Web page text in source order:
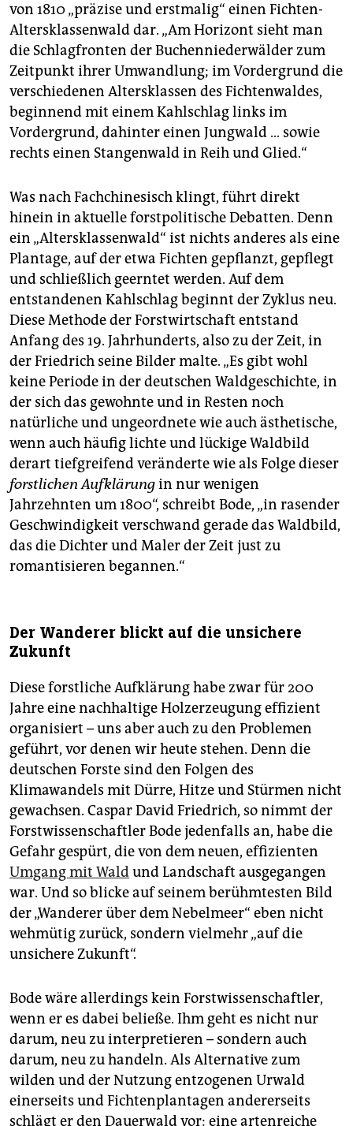
von 1810 „präzise und erstmalig“ einen Fichten-
Altersklassenwald dar. „Am Horizont sieht man
die Schlagfronten der Buchenniederwälder zum
Zeitpunkt ihrer Umwandlung; im Vordergrund die
verschiedenen Altersklassen des Fichtenwaldes,
beginnend mit einem Kahlschlag links im
Vordergrund, dahinter einen Jungwald … sowie
rechts einen Stangenwald in Reih und Glied.“
Was nach Fachchinesisch klingt, führt direkt
hinein in aktuelle forstpolitische Debatten. Denn
ein „Altersklassenwald“ ist nichts anderes als eine
Plantage, auf der etwa Fichten gepflanzt, gepflegt
und schließlich geerntet werden. Auf dem
entstandenen Kahlschlag beginnt der Zyklus neu.
Diese Methode der Forstwirtschaft entstand
Anfang des 19. Jahrhunderts, also zu der Zeit, in
der Friedrich seine Bilder malte. „Es gibt wohl
keine Periode in der deutschen Waldgeschichte, in
der sich das gewohnte und in Resten noch
natürliche und ungeordnete wie auch ästhetische,
wenn auch häufig lichte und lückige Waldbild
derart tiefgreifend veränderte wie als Folge dieser
forstlichen Aufklärungin nur wenigen
Jahrzehnten um 1800“, schreibt Bode, „in rasender
Geschwindigkeit verschwand gerade das Waldbild,
das die Dichter und Maler der Zeit just zu
romantisieren begannen.“
Der Wanderer blickt auf die unsichere
Zukunft
Diese forstliche Aufklärung habe zwar für 200
Jahre eine nachhaltige Holzerzeugung effizient
organisiert – uns aber auch zu den Problemen
geführt, vor denen wir heute stehen. Denn die
deutschen Forste sind den Folgen des
Klimawandels mit Dürre, Hitze und Stürmen nicht
gewachsen. Caspar David Friedrich, so nimmt der
Forstwissenschaftler Bode jedenfalls an, habe die
Gefahr gespürt, die von dem neuen, effizienten
Umgang mit Waldund Landschaft ausgegangen
war. Und so blicke auf seinem berühmtesten Bild
der „Wanderer über dem Nebelmeer“ eben nicht
wehmütig zurück, sondern vielmehr „auf die
unsichere Zukunft“.
Bode wäre allerdings kein Forstwissenschaftler,
wenn er es dabei beließe. Ihm geht es nicht nur
darum, neu zu interpretieren – sondern auch
darum, neu zu handeln. Als Alternative zum
wilden und der Nutzung entzogenen Urwald
einerseits und Fichtenplantagen andererseits
schlägt er den Dauerwald vor: eine artenreiche